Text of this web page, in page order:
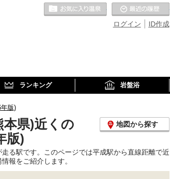
ID作成
ログイン
お気に入りの温泉
ランキング 岩盤浴
版)
本県)近くの
版)
地図から探す
る駅です。このページでは平成駅から直線距離で近
報をご紹介します。